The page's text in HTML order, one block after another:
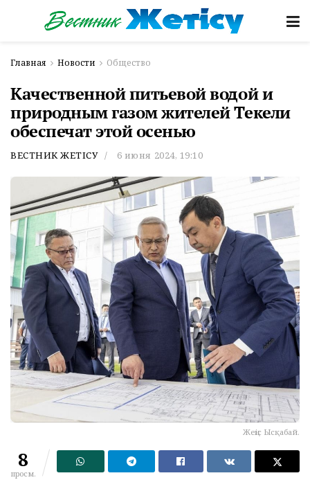
Главная Новости Общество
Качественной питьевой водой и
природным газом жителей Текели
обеспечат этой осенью
ВЕСТНИК ЖЕТІСУ 6 июня 2024, 19:10
Жеңіс Ысқабай.
8
просм.